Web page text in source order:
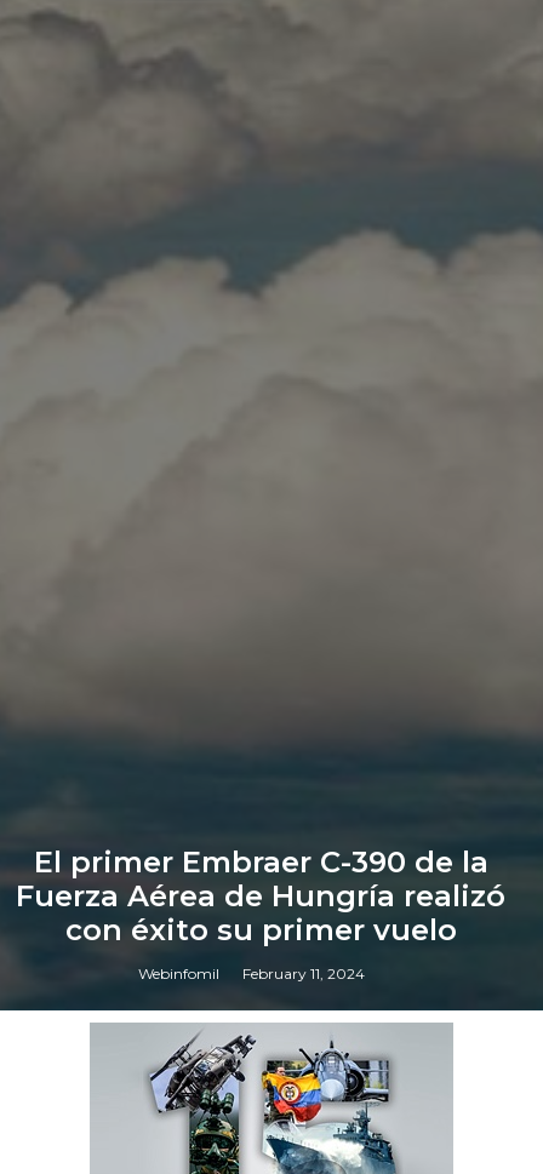
El primer Embraer C-390 de la
Fuerza Aérea de Hungría realizó
con éxito su primer vuelo
Webinfomil February 11, 2024